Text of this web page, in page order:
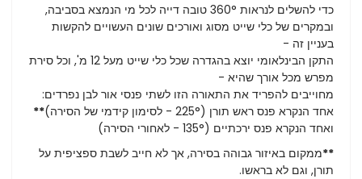
כדי להשלים לנראות 360° טובה דייה לכל מי הנמצא בסביבה,
ובמקרים של כלי שייט מסוג ואורכים שונים העשויים להקשות
בעניין זה -
התקן הבינלאומי יוצא בהגדרה שכל כלי שייט מעל 12 מ', וכל סירת
מפרש מכל אורך שהיא -
מחוייבים להפריד את התאורה הזו לשתי פנסי אור לבן נפרדים:
אחד הנקרא פנס ראש תורן (225° - לסימון קידמי של הסירה)
**
ואחד הנקרא פנס ירכתיים (135° - לאחורי הסירה)
**ממקום באיזור גבוהה בסירה, אך לא חייב לשבת ספציפית על
תורן, וגם לא בראשו.